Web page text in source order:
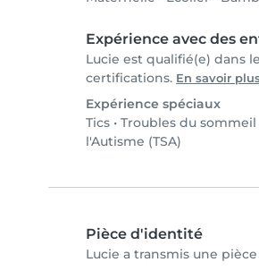
Expérience avec des
Lucie est qualifié(e) dans
certifications. En savoir
Expérience spéciaux
Tics • Troubles du sommeil
l'Autisme (TSA)
Pièce d'identité
Lucie a transmis une